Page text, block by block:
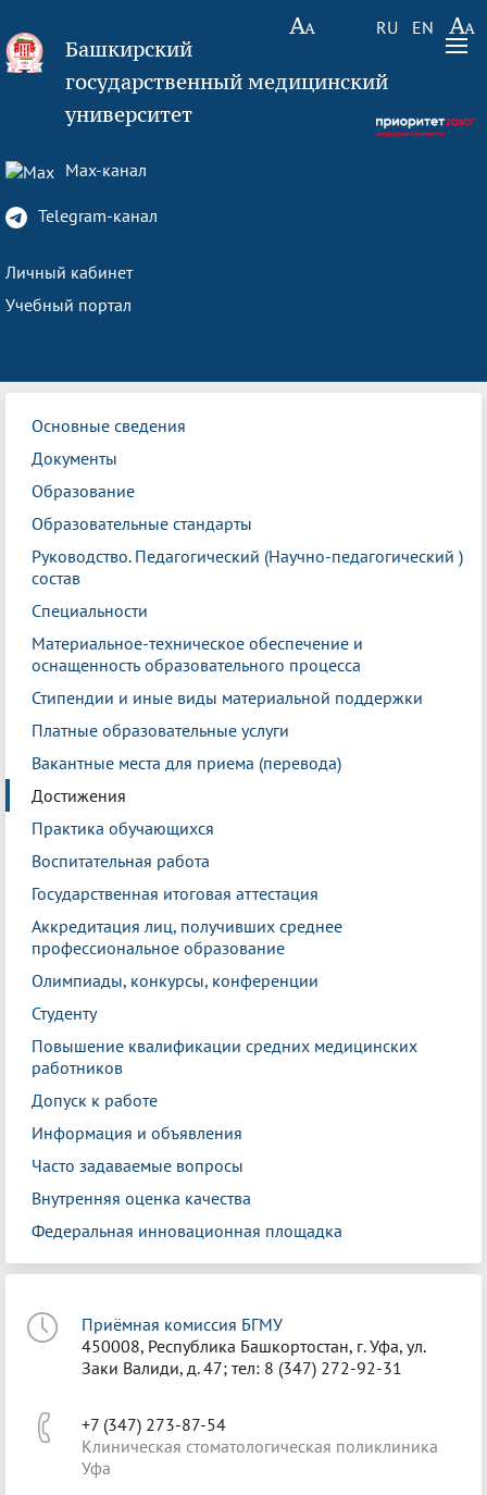
RU EN
Башкирский
государственный медицинский
университет
Max-канал
Telegram-канал
Личный кабинет
Учебный портал
Основные сведения
Документы
Образование
Образовательные стандарты
Руководство. Педагогический (Научно-педагогический )
состав
Специальности
Материальное-техническое обеспечение и
оснащенность образовательного процесса
Стипендии и иные виды материальной поддержки
Платные образовательные услуги
Вакантные места для приема (перевода)
Достижения
Практика обучающихся
Воспитательная работа
Государственная итоговая аттестация
Аккредитация лиц, получивших среднее
профессиональное образование
Олимпиады, конкурсы, конференции
Студенту
Повышение квалификации средних медицинских
работников
Допуск к работе
Информация и объявления
Часто задаваемые вопросы
Внутренняя оценка качества
Федеральная инновационная площадка
Приёмная комиссия БГМУ
450008, Республика Башкортостан, г. Уфа, ул.
Заки Валиди, д. 47; тел: 8 (347) 272-92-31
+7 (347) 273-87-54
Клиническая стоматологическая поликлиника
Уфа